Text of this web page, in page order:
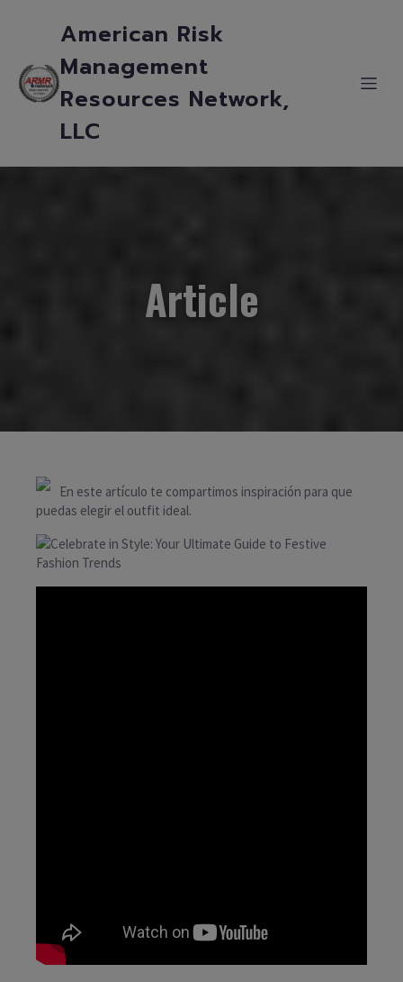
American Risk
Management
Resources Network,
LLC
Article
En este artículo te compartimos inspiración para que
puedas elegir el outfit ideal.